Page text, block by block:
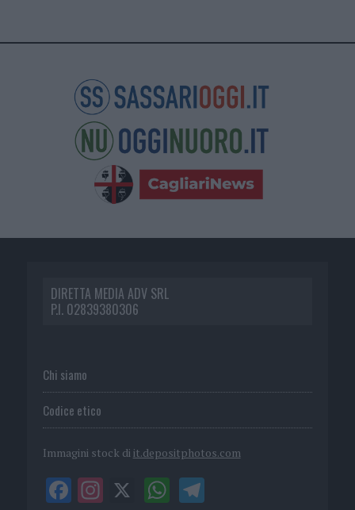
DIRETTA MEDIA ADV SRL
P.I. 02839380306
Chi siamo
Codice etico
Immagini stock di it.depositphotos.com